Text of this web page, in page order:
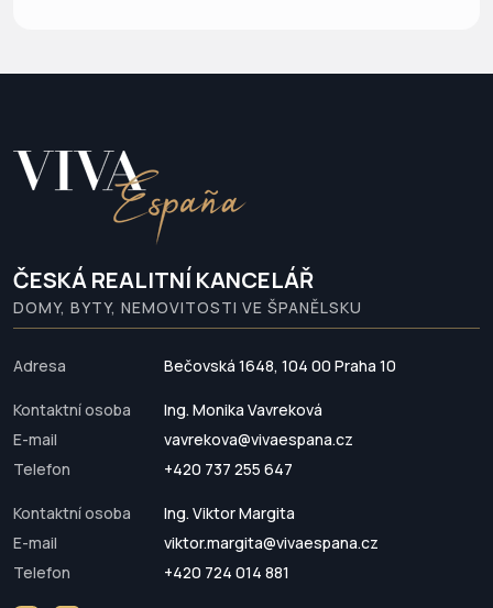
ČESKÁ REALITNÍ KANCELÁŘ
DOMY, BYTY, NEMOVITOSTI VE ŠPANĚLSKU
Adresa Bečovská 1648, 104 00 Praha 10
Kontaktní osoba
Ing. Monika Vavreková
E-mail
vavrekova@vivaespana.cz
Telefon
+420 737 255 647
Kontaktní osoba
Ing. Viktor Margita
E-mail
viktor.margita@vivaespana.cz
Telefon
+420 724 014 881